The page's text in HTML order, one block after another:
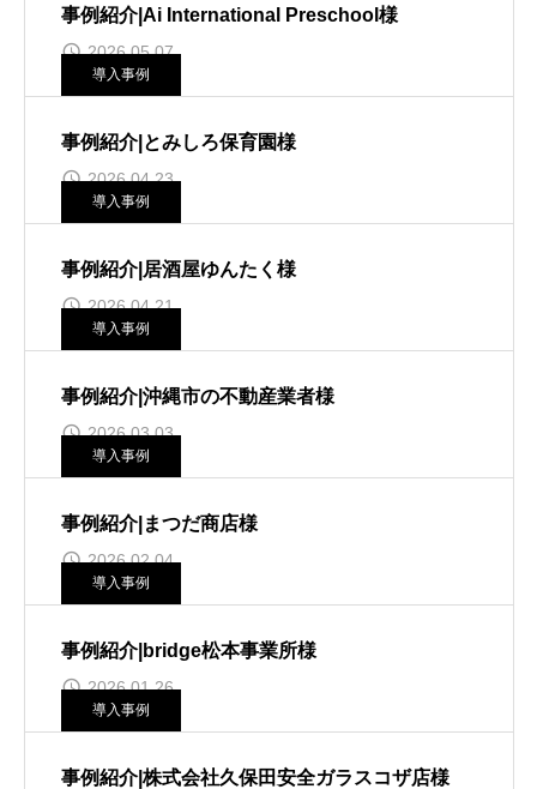
事例紹介|Ai International Preschool様
2026.05.07
導入事例
事例紹介|とみしろ保育園様
2026.04.23
導入事例
事例紹介|居酒屋ゆんたく様
2026.04.21
導入事例
事例紹介|沖縄市の不動産業者様
2026.03.03
導入事例
事例紹介|まつだ商店様
2026.02.04
導入事例
事例紹介|bridge松本事業所様
2026.01.26
導入事例
事例紹介|株式会社久保田安全ガラスコザ店様